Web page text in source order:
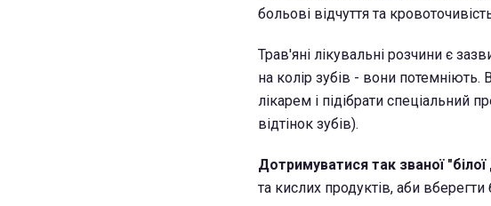
больові відчуття та
Трав'яні лікувальні розчини є
на колір зубів - вони потемніють.
лікарем і підібрати спеціальний
відтінок зубів).
Дотримуватися так званої "білої
та кислих продуктів, аби вберегти